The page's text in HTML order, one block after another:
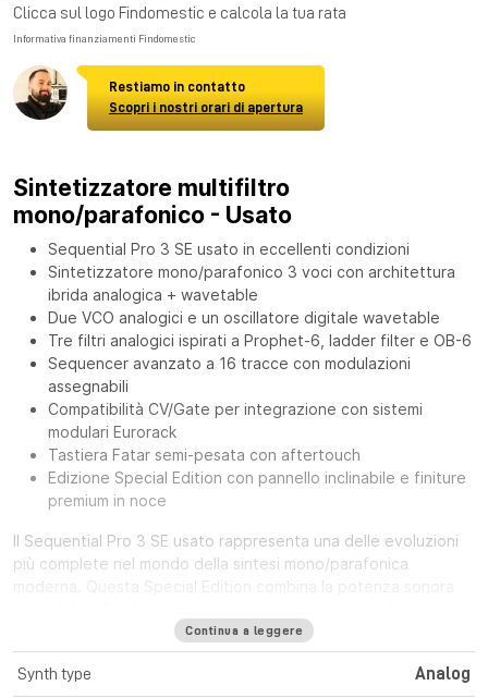
Clicca sul logo Findomestic e calcola la tua rata
Informativa finanziamenti Findomestic
Restiamo in contatto
Scopri i nostri orari di apertura
Sintetizzatore multifiltro
mono/parafonico - Usato
Sequential Pro 3 SE usato in eccellenti condizioni
Sintetizzatore mono/parafonico 3 voci con architettura
ibrida analogica + wavetable
Due VCO analogici e un oscillatore digitale wavetable
Tre filtri analogici ispirati a Prophet-6, ladder filter e OB-6
Sequencer avanzato a 16 tracce con modulazioni
assegnabili
Compatibilità CV/Gate per integrazione con sistemi
modulari Eurorack
Tastiera Fatar semi-pesata con aftertouch
Edizione Special Edition con pannello inclinabile e finiture
premium in noce
Il Sequential Pro 3 SE usato rappresenta una delle evoluzioni
più complete nel mondo della sintesi mono/parafonica
multi-angolo e inserti in legno walnut di alta qualità, offrendo
un’esperienza sia sonora che estetica di livello professionale.
Continua a leggere
Synth type Analog